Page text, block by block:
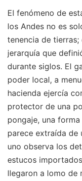
El fenómeno de
los Andes no es
tenencia de tierras;
jerarquía que
durante siglos. El
poder local, a
hacienda ejercía
protector de una
pongaje, una
parece extraída de
uno observa los
estucos
llegaron a lomo de